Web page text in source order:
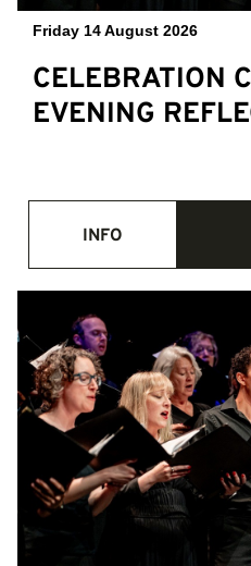
Friday 14 August 2026
CELEBRATION
EVENING
INFO